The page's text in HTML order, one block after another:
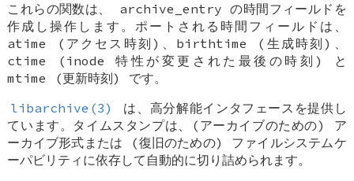
これらの関数は、 archive_entry の時間フィールドを
作成し操作します。ポートされる時間フィールドは、
atime (アクセス時刻)、birthtime (生成時刻)、
ctime (inode 特性が変更された最後の時刻) と
mtime (更新時刻) です。
libarchive(3)
は、高分解能インタフェースを提供し
ています。タイムスタンプは、(アーカイブのための) ア
ーカイブ形式または (復旧のための) ファイルシステムケ
ーパビリティに依存して自動的に切り詰められます。